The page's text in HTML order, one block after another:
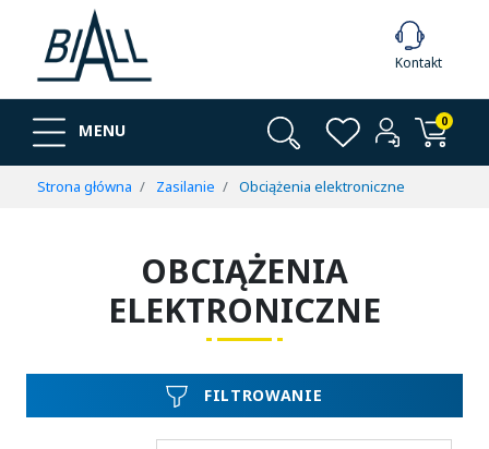
Kontakt
MENU 0
Strona główna Zasilanie Obciążenia elektroniczne
OBCIĄŻENIA
ELEKTRONICZNE
FILTROWANIE